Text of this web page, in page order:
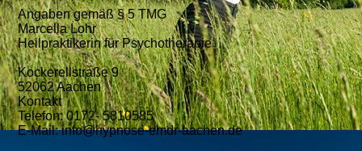
Angaben gemäß § 5 TMG
Marcella Lohr
Heilpraktikerin für Psychotherapie
Kockerellstraße 9
52062 Aachen​
Kontakt
Telefon: 0172- 5810585
E-Mail: info@hypnose-emdr-aachen.de